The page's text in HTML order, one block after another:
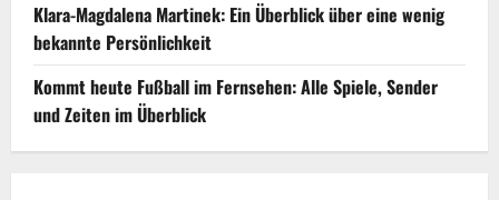
Klara-Magdalena Martinek: Ein Überblick über eine wenig
bekannte Persönlichkeit
Kommt heute Fußball im Fernsehen: Alle Spiele, Sender
und Zeiten im Überblick